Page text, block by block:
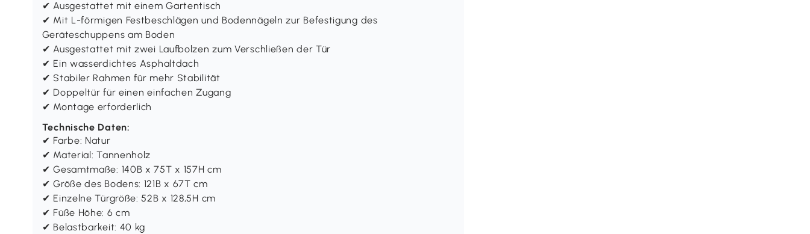
✔ Ausgestattet mit einem Gartentisch
✔ Mit L-förmigen Festbeschlägen und Bodennägeln zur Befestigung des
Geräteschuppens am Boden
✔ Ausgestattet mit zwei Laufbolzen zum Verschließen der Tür
✔ Ein wasserdichtes Asphaltdach
✔ Stabiler Rahmen für mehr Stabilität
✔ Doppeltür für einen einfachen Zugang
✔ Montage erforderlich
Technische Daten:
✔ Farbe: Natur
✔ Material: Tannenholz
✔ Gesamtmaße: 140B x 75T x 157H cm
✔ Größe des Bodens: 121B x 67T cm
✔ Einzelne Türgröße: 52B x 128,5H cm
✔ Füße Höhe: 6 cm
✔ Belastbarkeit: 40 kg